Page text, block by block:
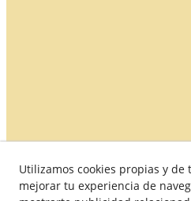
Política de Calidad
Utilizamos cookies propias y
mejorar tu experiencia de